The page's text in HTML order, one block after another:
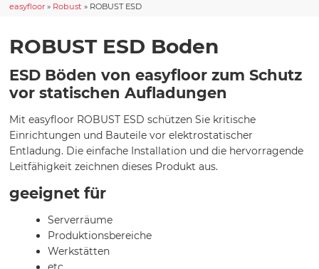
easyfloor » Robust » ROBUST ESD
ROBUST ESD Boden
ESD Böden von easyfloor zum Schutz
vor statischen Aufladungen
Mit easyfloor ROBUST ESD schützen Sie kritische
Einrichtungen und Bauteile vor elektrostatischer
Entladung. Die einfache Installation und die hervorragende
Leitfähigkeit zeichnen dieses Produkt aus.
geeignet für
Serverräume
Produktionsbereiche
Werkstätten